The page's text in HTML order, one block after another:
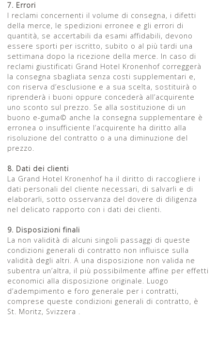
7. Errori
I reclami concernenti il volume di consegna, i difetti
della merce, le spedizioni erronee e gli errori di
quantità, se accertabili da esami affidabili, devono
essere sporti per iscritto, subito o al più tardi una
settimana dopo la ricezione della merce. In caso di
reclami giustificati Grand Hotel Kronenhof correggerà
la consegna sbagliata senza costi supplementari e,
con riserva d’esclusione e a sua scelta, sostituirà o
riprenderà i buoni oppure concederà all’acquirente
uno sconto sul prezzo. Se alla sostituzione di un
buono e-guma© anche la consegna supplementare è
erronea o insufficiente l’acquirente ha diritto alla
risoluzione del contratto o a una diminuzione del
prezzo.
8. Dati dei clienti
La Grand Hotel Kronenhof ha il diritto di raccogliere i
dati personali del cliente necessari, di salvarli e di
elaborarli, sotto osservanza del dovere di diligenza
nel delicato rapporto con i dati dei clienti.
9. Disposizioni finali
La non validità di alcuni singoli passaggi di queste
condizioni generali di contratto non influisce sulla
validità degli altri. A una disposizione non valida ne
subentra un’altra, il più possibilmente affine per effetti
economici alla disposizione originale. Luogo
d’adempimento e foro generale per i contratti,
comprese queste condizioni generali di contratto, è
St. Moritz, Svizzera .